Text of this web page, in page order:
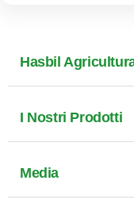
Hasbil
I Nostri Prodotti
Media